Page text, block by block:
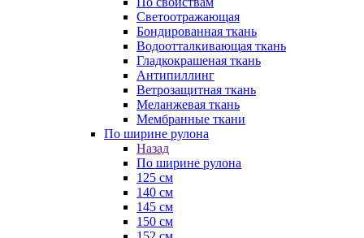
Светоотражающая
Бондированная ткань
Водоотталкивающая ткань
Гладкокрашеная ткань
Антипиллинг
Ветрозащитная ткань
Меланжевая ткань
Мембранные ткани
По ширине рулона
Назад
По ширине рулона
125 см
140 см
145 см
150 см